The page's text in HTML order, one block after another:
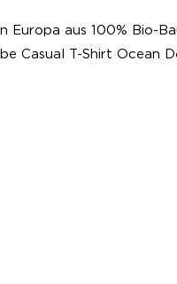
aus 100% Bio-
Casual T-Shirt Ocean